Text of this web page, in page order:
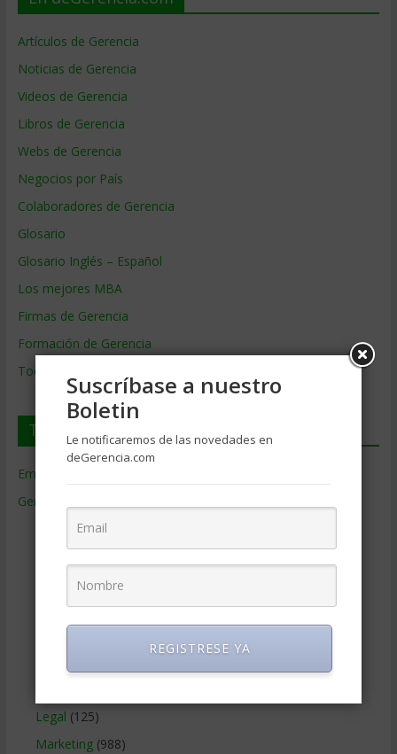
Artículos de Gerencia
Noticias de Gerencia
Videos de Gerencia
Libros de Gerencia
Webs de Gerencia
Negocios por País
Colaboradores de Gerencia
Glosario
Glosario Inglés – Español
Los mejores MBA
Firmas de Gerencia
Formación de Gerencia
Todos los Temas
Temas de Gerencia
Empresas de Gerencia
Gerencia
Ciencias Económicas
Contabilidad(466)
Educacion Gerencial
Estrategia Empresarial(304)
Legal (125)
Marketing(988)
Suscríbase a nuestro
Boletin
Le notificaremos de las novedades en
deGerencia.com
REGISTRESE YA